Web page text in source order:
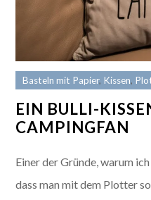
Basteln mit Papier, Kissen,
EIN BULLI-
CAMPINGFAN
Einer der Gründe, warum
dass man mit dem Plotter